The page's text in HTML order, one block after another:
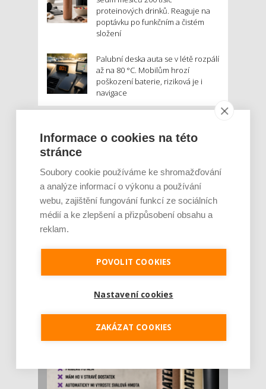
proteinových drinků. Reaguje na
poptávku po funkčním a čistém
složení
Palubní deska auta se v létě rozpálí
až na 80 °C. Mobilům hrozí
poškození baterie, riziková je i
navigace
MOHLO BY VÁS ZAJÍMAT:
Rajčata, borůvky nebo ořechy. Potraviny,
které v létě pomáhají hormonům a ulevuj [...]
Léto je ideálním časem dopřát hormonům
malý restart. Čerstvé ovoce, zelenina nebo
luštěniny jsou práv...
Informace o cookies na této
stránce
Soubory cookie používáme ke shromažďování
a analýze informací o výkonu a používání
webu, zajištění fungování funkcí ze sociálních
médií a ke zlepšení a přizpůsobení obsahu a
reklam.
POVOLIT COOKIES
Nastavení cookies
ZAKÁZAT COOKIES